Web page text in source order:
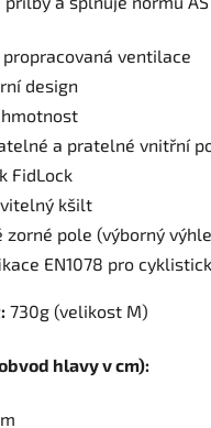
ventilace
design
a pratelné vnitřní
FidLock
kšilt
zorné pole (výborný
EN1078 pro
730g (velikost M)
hlavy v cm):